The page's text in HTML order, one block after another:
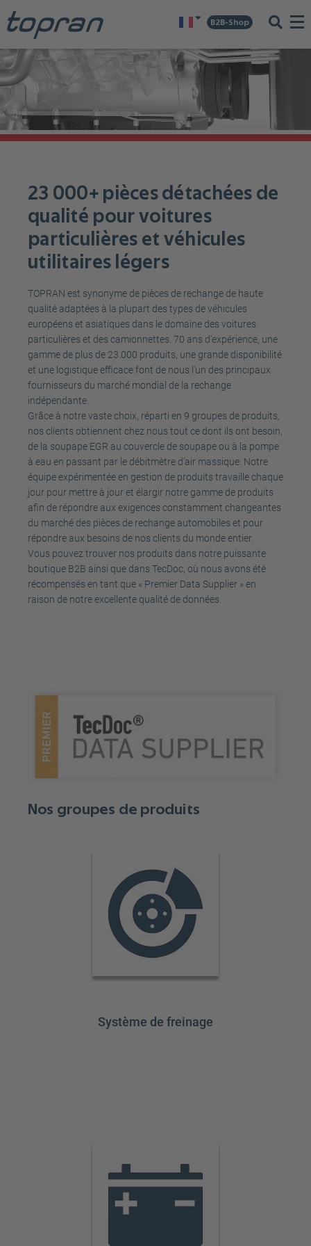
B2B-Shop
23 000+ pièces détachées de
qualité pour voitures
particulières et véhicules
utilitaires légers
TOPRAN est synonyme de pièces de rechange de haute
qualité adaptées à la plupart des types de véhicules
européens et asiatiques dans le domaine des voitures
particulières et des camionnettes. 70 ans d'expérience, une
gamme de plus de 23.000 produits, une grande disponibilité
et une logistique efficace font de nous l'un des principaux
fournisseurs du marché mondial de la rechange
indépendante.
Grâce à notre vaste choix, réparti en 9 groupes de produits,
nos clients obtiennent chez nous tout ce dont ils ont besoin,
de la soupape EGR au couvercle de soupape ou à la pompe
à eau en passant par le débitmètre d'air massique. Notre
équipe expérimentée en gestion de produits travaille chaque
jour pour mettre à jour et élargir notre gamme de produits
afin de répondre aux exigences constamment changeantes
du marché des pièces de rechange automobiles et pour
répondre aux besoins de nos clients du monde entier.
Vous pouvez trouver nos produits dans notre puissante
boutique B2B ainsi que dans TecDoc, où nous avons été
récompensés en tant que « Premier Data Supplier » en
raison de notre excellente qualité de données.
Nos groupes de produits
Système de freinage